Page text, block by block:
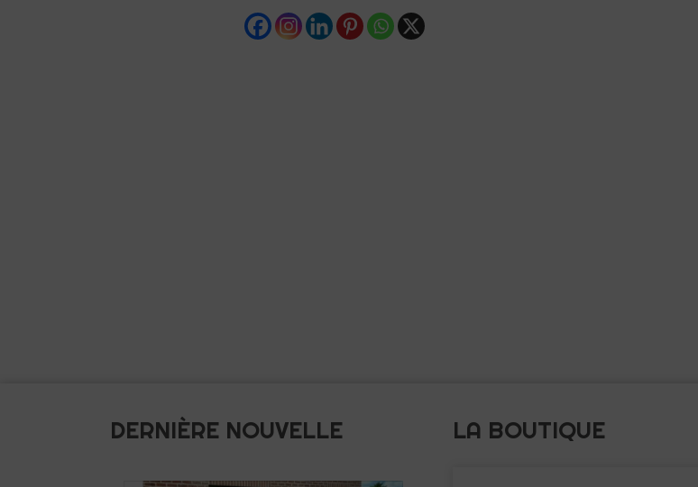
DERNIÈRE NOUVELLE LA BOUTIQUE